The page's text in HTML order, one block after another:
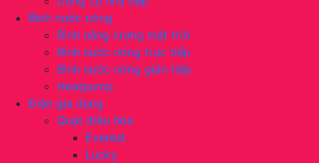
Bình nước nóng
Bình năng lượng mặt trời
Bình nước nóng trực tiếp
Bình nước nóng gián tiếp
Heatpump
Điện gia dụng
Quạt điều hòa
Everest
Lucky